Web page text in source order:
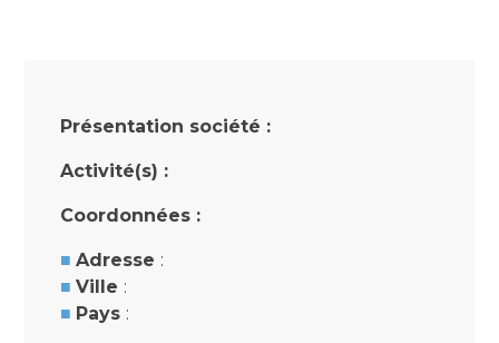
Présentation société :
Activité(s) :
Coordonnées :
Adresse :
Ville :
Pays :